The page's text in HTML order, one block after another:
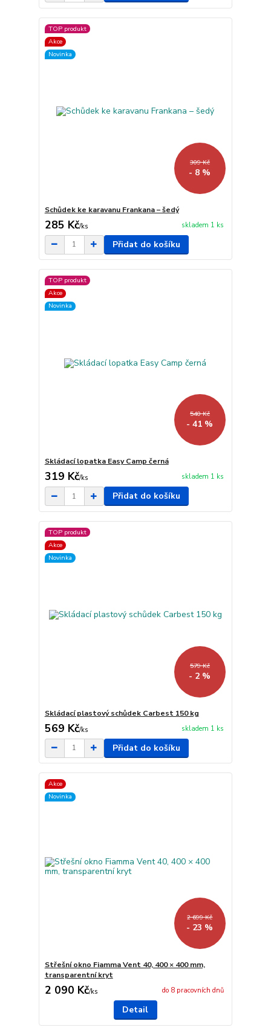
TOP produkt
Akce
Novinka
309 Kč
- 8 %
Schůdek ke karavanu Frankana – šedý
285 Kč/ks skladem 1 ks
Přidat do košíku
TOP produkt
Akce
Novinka
540 Kč
- 41 %
Skládací lopatka Easy Camp černá
319 Kč/ks skladem 1 ks
Přidat do košíku
TOP produkt
Akce
Novinka
579 Kč
- 2 %
Skládací plastový schůdek Carbest 150 kg
569 Kč/ks skladem 1 ks
Přidat do košíku
Akce
Novinka
2 699 Kč
- 23 %
Střešní okno Fiamma Vent 40, 400 × 400 mm,
transparentní kryt
2 090 Kč/ks do 8 pracovních dnů
Detail